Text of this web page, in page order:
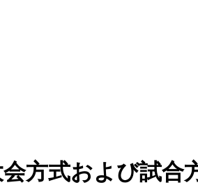
方式および試合